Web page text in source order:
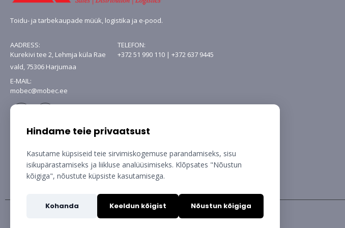
Toidu- ja tarbekaupade müük, logistika ja e-pood.
AADRESS:
Kurekivi tee 2, Lehmja küla Rae
vald, 75306 Harjumaa
TELEFON:
+372 51 990 110 | +372 637 9445
E-MAIL:
mobec@mobec.ee
Hindame teie privaatsust
Kasutame küpsiseid teie sirvimiskogemuse parandamiseks, sisu
isikupärastamiseks ja liikluse analüüsimiseks. Klõpsates "Nõustun
kõigiga", nõustute küpsiste kasutamisega.
Nõustun kõigiga
Keeldun kõigist
Kohanda